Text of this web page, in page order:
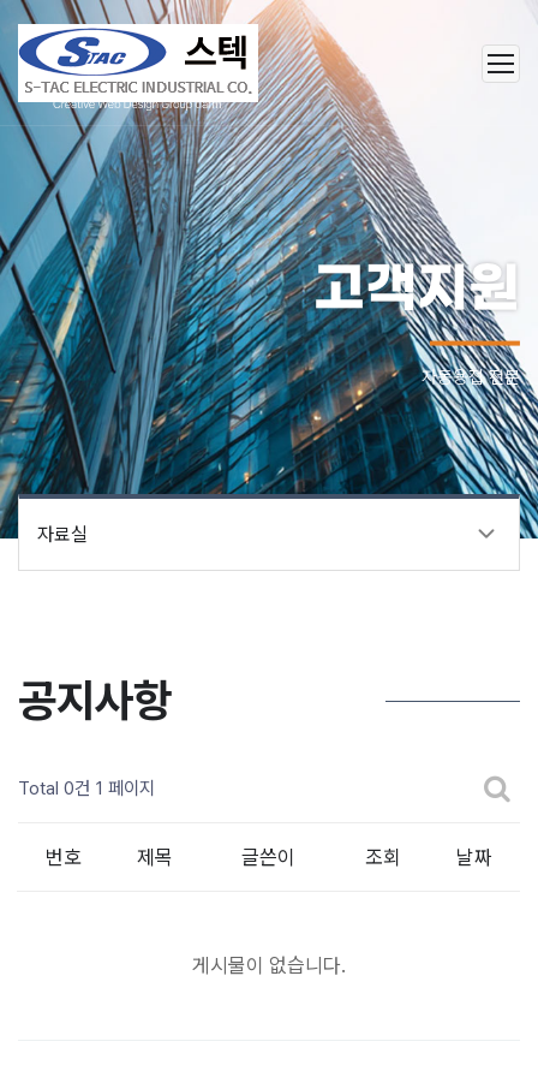
고객지원
자동용접 전문
자료실
공지사항
Total 0건 1 페이지
번호 제목 글쓴이 조회 날짜
게시물이 없습니다.